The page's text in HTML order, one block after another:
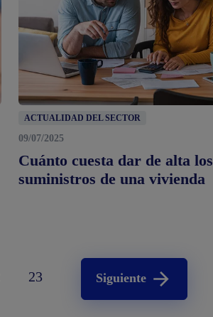
ACTUALIDAD DEL SECTOR
09/07/2025
Cuánto cuesta dar de alta los
suministros de una vivienda
23 Siguiente